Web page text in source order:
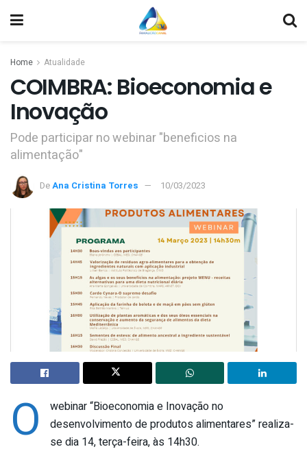
Home Atualidade
COIMBRA: Bioeconomia e
Inovação
Pode participar no webinar "beneficios na
alimentação"
DeAna Cristina Torres 10/03/2023
O
webinar “Bioeconomia e Inovação no
desenvolvimento de produtos alimentares” realiza-
se dia 14, terça-feira, às 14h30.